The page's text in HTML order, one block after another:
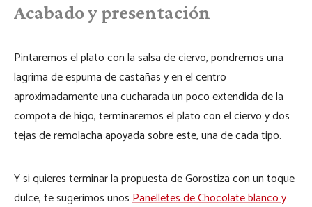
Acabado y presentación
Pintaremos el plato con la salsa de ciervo, pondremos una
lagrima de espuma de castañas y en el centro
aproximadamente una cucharada un poco extendida de la
compota de higo, terminaremos el plato con el ciervo y dos
tejas de remolacha apoyada sobre este, una de cada tipo.
Y si quieres terminar la propuesta de Gorostiza con un toque
dulce, te sugerimos unosPanelletes de Chocolate blanco y